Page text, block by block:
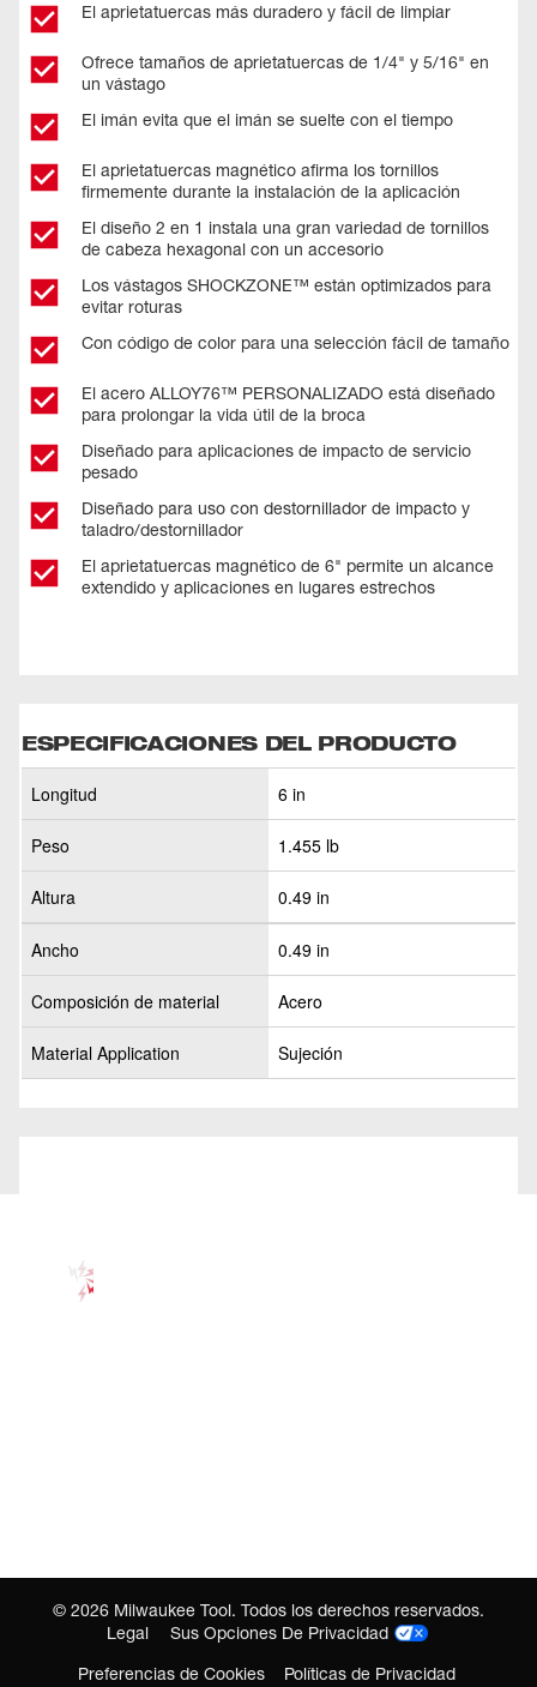
El aprietatuercas más duradero y fácil de limpiar
Ofrece tamaños de aprietatuercas de 1/4" y 5/16" en
un vástago
El imán evita que el imán se suelte con el tiempo
El aprietatuercas magnético afirma los tornillos
firmemente durante la instalación de la aplicación
El diseño 2 en 1 instala una gran variedad de tornillos
de cabeza hexagonal con un accesorio
Los vástagos SHOCKZONE™ están optimizados para
evitar roturas
Con código de color para una selección fácil de tamaño
El acero ALLOY76™ PERSONALIZADO está diseñado
para prolongar la vida útil de la broca
Diseñado para aplicaciones de impacto de servicio
pesado
Diseñado para uso con destornillador de impacto y
taladro/destornillador
El aprietatuercas magnético de 6" permite un alcance
extendido y aplicaciones en lugares estrechos
ESPECIFICACIONES DEL PRODUCTO
Longitud 6 in
Peso 1.455 lb
Altura 0.49 in
Ancho 0.49 in
Composición de material Acero
Material Application Sujeción
© 2026 Milwaukee Tool. Todos los derechos reservados.
Legal
Sus Opciones De Privacidad
Preferencias de Cookies
Políticas de Privacidad